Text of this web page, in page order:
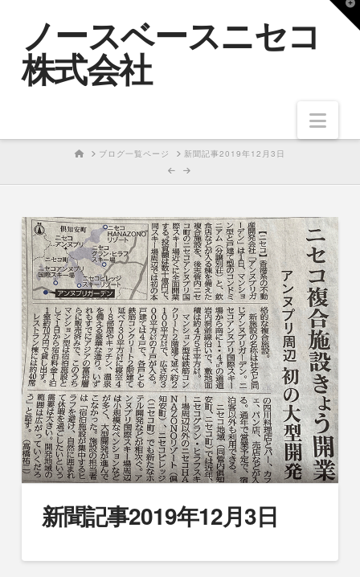
ノースベースニセコ
株式会社
HOMEブログ一覧ページ 新聞記事2019年12月3日
新聞記事2019年12月3日